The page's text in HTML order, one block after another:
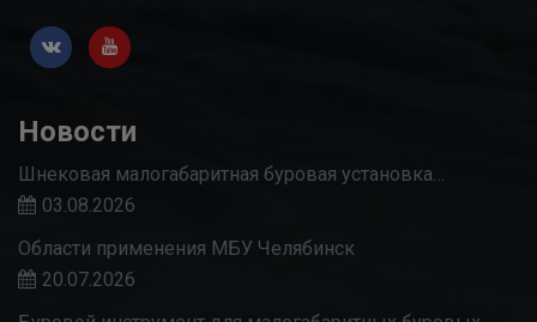
Новости
Шнековая малогабаритная буровая установка…
03.08.2026
Области применения МБУ Челябинск
20.07.2026